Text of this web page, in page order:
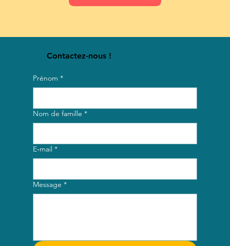
Contactez-nous !
Prénom *
Nom de famille *
E‑mail *
Message *